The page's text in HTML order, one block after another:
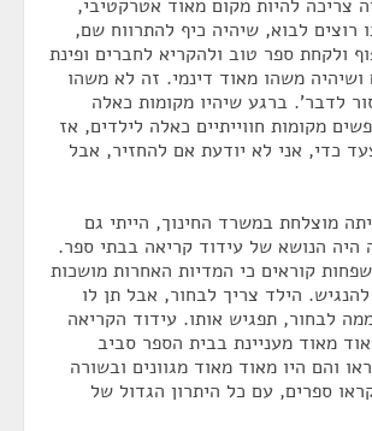
צריכה להיות מקום מאוד אטרקטיבי,
רוצים לבוא, שיהיה כיף להתרווח שם,
ולקחת ספר טוב ולהקריא לחברים ופינת
ושיהיה משהו מאוד דינמי. זה לא משהו
לדבר'. ברגע שיהיו מקומות כאלה
מקומות חווייתיים כאלה לילדים, אז
כדי, אני לא יודעת אם להחזיר, אבל
מוצלחת במשרד החינוך, הייתי גם
היה הנושא של עידוד קריאה בבתי ספר.
קוראים כי המדיות האחרות מושכות
הילד צריך לבחור, אבל תן לו
לבחור, תפגיש אותו. עידוד הקריאה
מאוד מעניינת בבית הספר סביב
והם היו מאוד מאוד מגוונים ובשורה
ספרים, עם כל היתרון הגדול של